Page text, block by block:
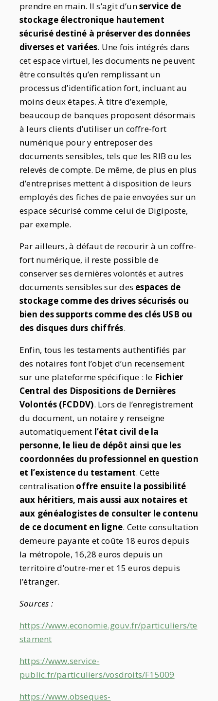
prendre en main. Il s’agit d’unservice de
stockage électronique hautement
sécurisé destiné à préserver des données
diverses et variées. Une fois intégrés dans
cet espace virtuel, les documents ne peuvent
être consultés qu’en remplissant un
processus d’identification fort, incluant au
moins deux étapes. À titre d’exemple,
beaucoup de banques proposent désormais
à leurs clients d’utiliser un coffre-fort
numérique pour y entreposer des
documents sensibles, tels que les RIB ou les
relevés de compte. De même, de plus en plus
d’entreprises mettent à disposition de leurs
employés des fiches de paie envoyées sur un
espace sécurisé comme celui de Digiposte,
par exemple.
Par ailleurs, à défaut de recourir à un coffre-
fort numérique, il reste possible de
conserver ses dernières volontés et autres
documents sensibles sur des espaces de
stockage comme des drives sécurisés ou
bien des supports comme des clés USB ou
des disques durs chiffrés.
Enfin, tous les testaments authentifiés par
des notaires font l’objet d’un recensement
sur une plateforme spécifique : le Fichier
Central des Dispositions de Dernières
Volontés (FCDDV). Lors de l’enregistrement
du document, un notaire y renseigne
automatiquement l’état civil de la
personne, le lieu de dépôt ainsi que les
coordonnées du professionnel en question
et l’existence du testament. Cette
centralisation offre ensuite la possibilité
aux héritiers, mais aussi aux notaires et
aux généalogistes de consulter le contenu
de ce document en ligne. Cette consultation
demeure payante et coûte 18 euros depuis
la métropole, 16,28 euros depuis un
territoire d’outre-mer et 15 euros depuis
l’étranger.
Sources :
https://www.economie.gouv.fr/particuliers/te
stament
https://www.service-
public.fr/particuliers/vosdroits/F15009
https://www.obseques-